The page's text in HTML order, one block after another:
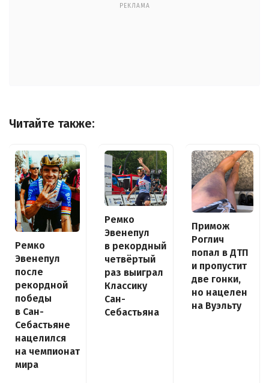
РЕКЛАМА
Читайте также:
Ремко
Эвенепул
после
рекордной
победы
в Сан-
Себастьяне
нацелился
на чемпионат
мира
Ремко
Эвенепул
в рекордный
четвёртый
раз выиграл
Классику
Сан-
Себастьяна
Примож
Роглич
попал в ДТП
и пропустит
две гонки,
но нацелен
на Вуэльту